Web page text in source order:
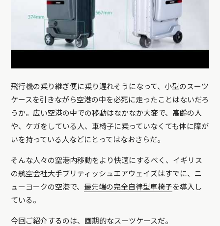
飛行機の乗り継ぎ便に乗り遅れそうになって、小型のスーツ
ケースを引きながら空港の中を必死に走ったことはないだろ
うか。広い空港の中での移動はなかなか大変で、高齢の人
や、ケガをしている人、車椅子に乗っていなくても体に障が
いを持っている人などにとってはなおさらだ。
そんな人々の空港内移動をより快適にするべく、イギリス
の航空会社大手ブリティッシュエアウェイズはすでに、ニ
ューヨークの空港で、 最先端の完全自律型車椅子を導入し
ている。
今回ご紹介するのは、画期的なスーツケースだ。